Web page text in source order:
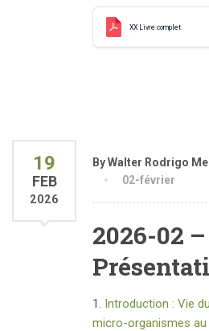
XX Livre complet
19
FEB
2026
By Walter Rodrigo
02-février
2026-02 –
1. Introduction : Vie
micro-organismes au